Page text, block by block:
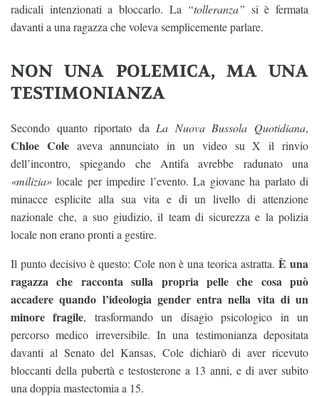
radicali intenzionati a bloccarlo. La “tolleranza” si è fermata
davanti a una ragazza che voleva semplicemente parlare.
NON UNA POLEMICA, MA UNA
TESTIMONIANZA
Secondo quanto riportato da La Nuova Bussola Quotidiana,
Chloe Coleaveva annunciato in un video su X il rinvio
dell’incontro, spiegando che Antifa avrebbe radunato una
«milizia» locale per impedire l’evento. La giovane ha parlato di
minacce esplicite alla sua vita e di un livello di attenzione
nazionale che, a suo giudizio, il team di sicurezza e la polizia
locale non erano pronti a gestire.
Il punto decisivo è questo: Cole non è una teorica astratta.È una
ragazza che racconta sulla propria pelle che cosa può
accadere quando l’ideologia gender entra nella vita di un
minore fragile, trasformando un disagio psicologico in un
percorso medico irreversibile. In una testimonianza depositata
davanti al Senato del Kansas, Cole dichiarò di aver ricevuto
bloccanti della pubertà e testosterone a 13 anni, e di aver subito
una doppia mastectomia a 15.